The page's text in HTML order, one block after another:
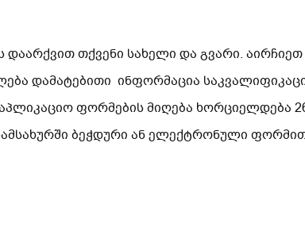
თქვენი სახელი და გვარი.
დამატებითი ინფორმაცია
ფორმების მიღება ხორციელდება
ბეჭდური ან ელექტრონული